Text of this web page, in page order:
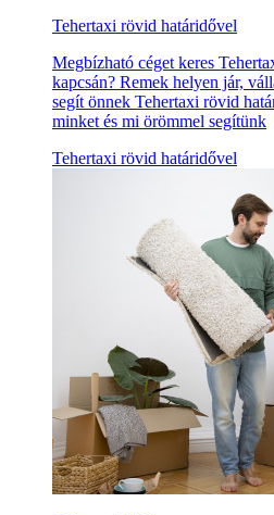
Tehertaxi rövid határidővel
Megbízható céget keres
kapcsán? Remek helyen jár,
segít önnek Tehertaxi rövid
minket és mi örömmel segítünk
Tehertaxi rövid határidővel